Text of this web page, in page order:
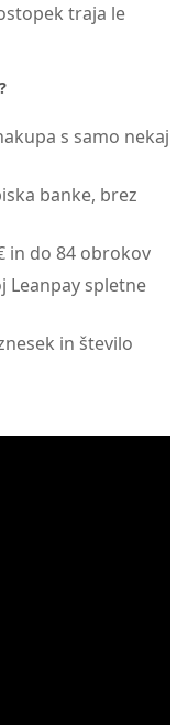
traja le
s samo nekaj
banke, brez
in do 84 obrokov
Leanpay spletne
in število